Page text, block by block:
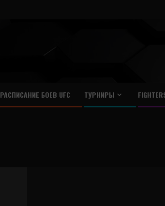
РАСПИСАНИЕ БОЕВ UFC ТУРНИРЫ